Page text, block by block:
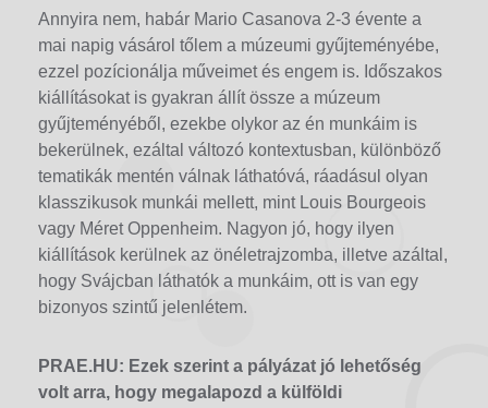
Annyira nem, habár Mario Casanova 2-3 évente a
mai napig vásárol tőlem a múzeumi gyűjteményébe,
ezzel pozícionálja műveimet és engem is. Időszakos
kiállításokat is gyakran állít össze a múzeum
gyűjteményéből, ezekbe olykor az én munkáim is
bekerülnek, ezáltal változó kontextusban, különböző
tematikák mentén válnak láthatóvá, ráadásul olyan
klasszikusok munkái mellett, mint Louis Bourgeois
vagy Méret Oppenheim. Nagyon jó, hogy ilyen
kiállítások kerülnek az önéletrajzomba, illetve azáltal,
hogy Svájcban láthatók a munkáim, ott is van egy
bizonyos szintű jelenlétem.
PRAE.HU: Ezek szerint a pályázat jó lehetőség
volt arra, hogy megalapozd a külföldi